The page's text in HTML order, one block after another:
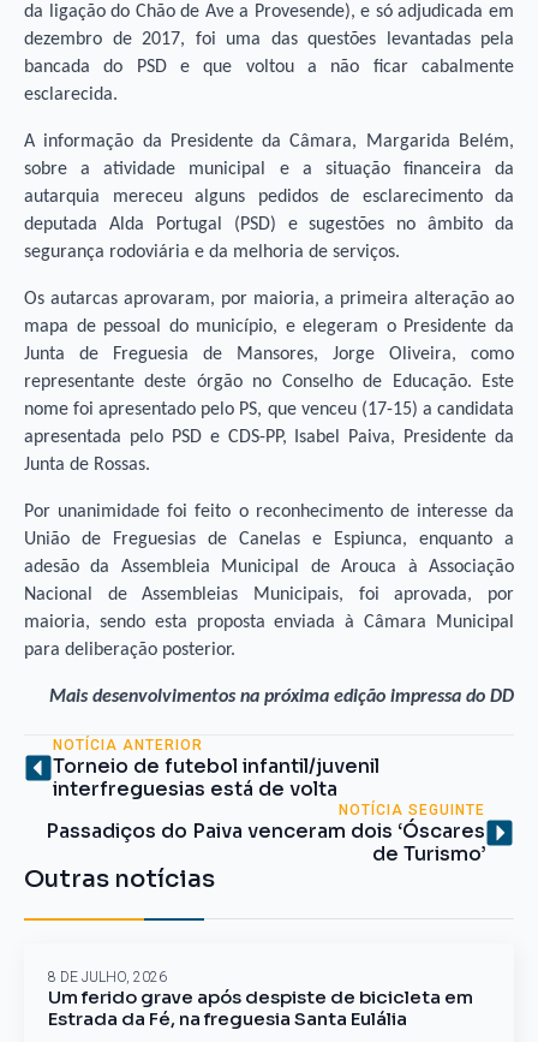
da ligação do Chão de Ave a Provesende), e só adjudicada em
dezembro de 2017, foi uma das questões levantadas pela
bancada do PSD e que voltou a não ficar cabalmente
esclarecida.
A informação da Presidente da Câmara, Margarida Belém,
sobre a atividade municipal e a situação financeira da
autarquia mereceu alguns pedidos de esclarecimento da
deputada Alda Portugal (PSD) e sugestões no âmbito da
segurança rodoviária e da melhoria de serviços.
Os autarcas aprovaram, por maioria, a primeira alteração ao
mapa de pessoal do município, e elegeram o Presidente da
Junta de Freguesia de Mansores, Jorge Oliveira, como
representante deste órgão no Conselho de Educação. Este
nome foi apresentado pelo PS, que venceu (17-15) a candidata
apresentada pelo PSD e CDS-PP, Isabel Paiva, Presidente da
Junta de Rossas.
Por unanimidade foi feito o reconhecimento de interesse da
União de Freguesias de Canelas e Espiunca, enquanto a
adesão da Assembleia Municipal de Arouca à Associação
Nacional de Assembleias Municipais, foi aprovada, por
maioria, sendo esta proposta enviada à Câmara Municipal
para deliberação posterior.
Mais desenvolvimentos na próxima edição impressa do DD
NOTÍCIA ANTERIOR
Torneio de futebol infantil/juvenil
interfreguesias está de volta
NOTÍCIA SEGUINTE
Passadiços do Paiva venceram dois ‘Óscares
de Turismo’
Outras notícias
Um ferido grave após despiste de bicicleta em
Estrada da Fé, na freguesia Santa Eulália
8 DE JULHO, 2026